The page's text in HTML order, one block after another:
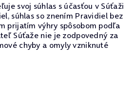
svoj súhlas s účasťou v Súťaži
súhlas so znením Pravidiel bez
prijatím výhry spôsobom podľa
Súťaže nie je zodpovedný za
chyby a omyly vzniknuté